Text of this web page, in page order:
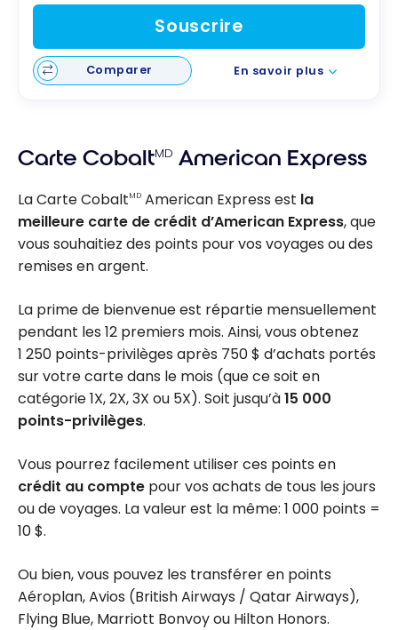
Souscrire
Comparer En savoir plus
Carte CobaltMD American Express
La Carte CobaltMD American Express est la
meilleure carte de crédit d’American Express, que
vous souhaitiez des points pour vos voyages ou des
remises en argent.
La prime de bienvenue est répartie mensuellement
pendant les 12 premiers mois. Ainsi, vous obtenez
1 250 points-privilèges après 750 $ d’achats portés
sur votre carte dans le mois (que ce soit en
catégorie 1X, 2X, 3X ou 5X). Soit jusqu’à15 000
points-privilèges.
Vous pourrez facilement utiliser ces points en
crédit au compte pour vos achats de tous les jours
ou de voyages. La valeur est la même: 1 000 points =
10 $.
Ou bien, vous pouvez les transférer en points
Aéroplan, Avios (British Airways / Qatar Airways),
Flying Blue, Marriott Bonvoy ou Hilton Honors.